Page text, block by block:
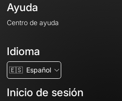
Ayuda
Centro de ayuda
Idioma
🇪🇸 Español
Inicio de sesión